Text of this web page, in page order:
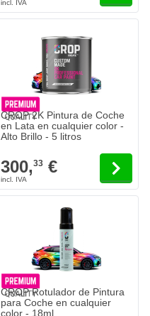
CROP 2K Pintura de Coche
en Lata en cualquier color -
Alto Brillo - 5 litros
300,33 €
CROP Rotulador de Pintura
para Coche en cualquier
color - 18ml